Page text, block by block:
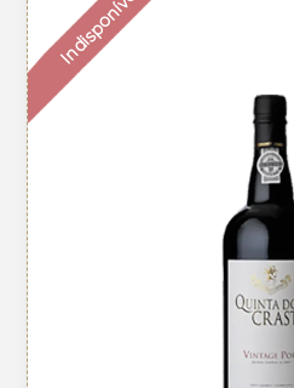
Indisponível